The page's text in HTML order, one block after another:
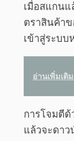
เมื่อสแกน
ตราสินค้าข
เข้าสู่ระบบ
อ่านเพิ่มเติ
การโจมตีด้
แล้วจะดา